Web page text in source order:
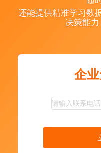
还能提供精准学习数
决策能
企